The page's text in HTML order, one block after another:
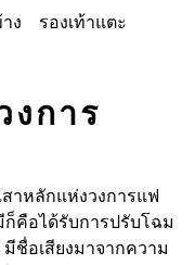
ง รองเท้าแตะ
งการ
สาหลักแห่งวงการแฟ
ก็คือได้รับการปรับโฉม
ชื่อเสียงมาจากความ